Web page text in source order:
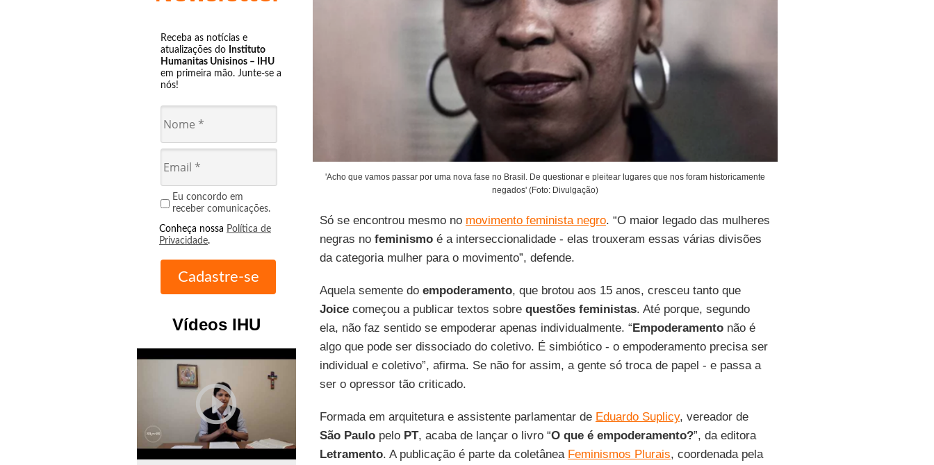
Receba as notícias e
atualizações do Instituto
Humanitas Unisinos – IHU
em primeira mão. Junte-se a
nós!
Eu concordo em
receber comunicações.
Conheça nossa Política de
Privacidade.
Vídeos IHU
play_circle_outline
'Acho que vamos passar por uma nova fase no Brasil. De questionar e pleitear lugares que nos foram historicamente
negados' (Foto: Divulgação)
Só se encontrou mesmo no movimento feminista negro. “O maior legado das mulheres
negras no feminismoé a interseccionalidade - elas trouxeram essas várias divisões
da categoria mulher para o movimento”, defende.
Aquela semente do empoderamento, que brotou aos 15 anos, cresceu tanto que
Joicecomeçou a publicar textos sobre questões feministas. Até porque, segundo
ela, não faz sentido se empoderar apenas individualmente. “Empoderamentonão é
algo que pode ser dissociado do coletivo. É simbiótico - o empoderamento precisa ser
individual e coletivo”, afirma. Se não for assim, a gente só troca de papel - e passa a
ser o opressor tão criticado.
Formada em arquitetura e assistente parlamentar de Eduardo Suplicy, vereador de
São Paulopelo PT, acaba de lançar o livro “O que é empoderamento?”, da editora
Letramento. A publicação é parte da coletânea Feminismos Plurais, coordenada pela